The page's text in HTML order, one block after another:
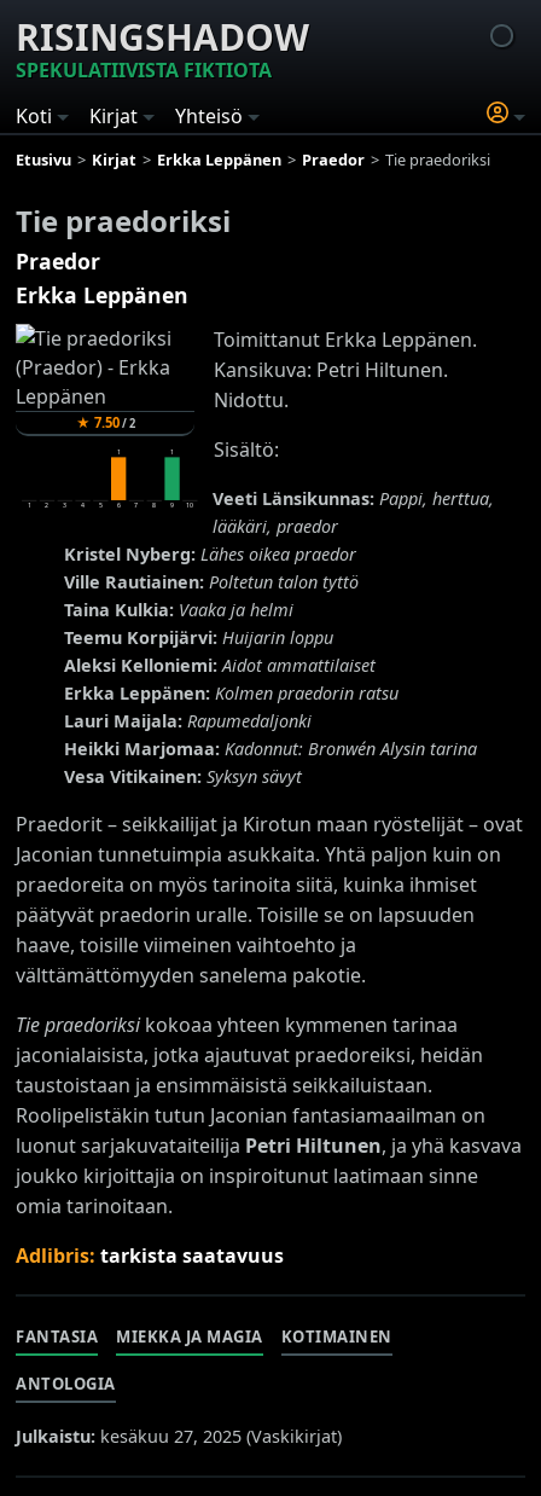
RISINGSHADOW
SPEKULATIIVISTA FIKTIOTA
Koti
Kirjat Yhteisö
Etusivu Kirjat Erkka Leppänen Praedor Tie praedoriksi
Tie praedoriksi
Praedor
Erkka Leppänen
★ 7.50/2
1 2 3 4 5
1
6 7 8
1
9 10
Toimittanut Erkka Leppänen.
Kansikuva: Petri Hiltunen.
Nidottu.
Sisältö:
Veeti Länsikunnas: Pappi, herttua,
lääkäri, praedor
Kristel Nyberg: Lähes oikea praedor
Ville Rautiainen: Poltetun talon tyttö
Taina Kulkia: Vaaka ja helmi
Teemu Korpijärvi: Huijarin loppu
Aleksi Kelloniemi: Aidot ammattilaiset
Erkka Leppänen: Kolmen praedorin ratsu
Lauri Maijala: Rapumedaljonki
Heikki Marjomaa: Kadonnut: Bronwén Alysin tarina
Vesa Vitikainen: Syksyn sävyt
Praedorit – seikkailijat ja Kirotun maan ryöstelijät – ovat
Jaconian tunnetuimpia asukkaita. Yhtä paljon kuin on
praedoreita on myös tarinoita siitä, kuinka ihmiset
päätyvät praedorin uralle. Toisille se on lapsuuden
haave, toisille viimeinen vaihtoehto ja
välttämättömyyden sanelema pakotie.
Tie praedoriksikokoaa yhteen kymmenen tarinaa
jaconialaisista, jotka ajautuvat praedoreiksi, heidän
taustoistaan ja ensimmäisistä seikkailuistaan.
Roolipelistäkin tutun Jaconian fantasiamaailman on
luonut sarjakuvataiteilija Petri Hiltunen, ja yhä kasvava
joukko kirjoittajia on inspiroitunut laatimaan sinne
omia tarinoitaan.
Adlibris:tarkista saatavuus
FANTASIA MIEKKA JA MAGIA KOTIMAINEN
ANTOLOGIA
Julkaistu: kesäkuu 27, 2025 (Vaskikirjat)